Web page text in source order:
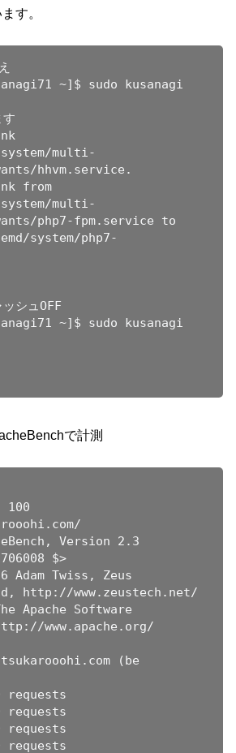
す。
~]$ sudo kusanagi
multi-
hhvm.service.
from
multi-
php7-fpm.service to
system/php7-
シュOFF
~]$ sudo kusanagi
で計測
100
Version 2.3
$>
Adam Twiss, Zeus
http://www.zeustech.net/
Apache Software
www.apache.org/
tsukarooohi.com (be
requests
requests
requests
requests